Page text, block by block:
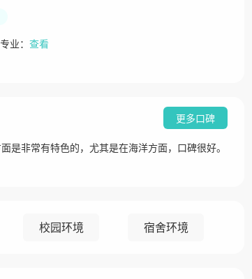
业： 查看
更多口碑
非常有特色的，尤其是在海洋方面，口碑很好。
校园环境 宿舍环境